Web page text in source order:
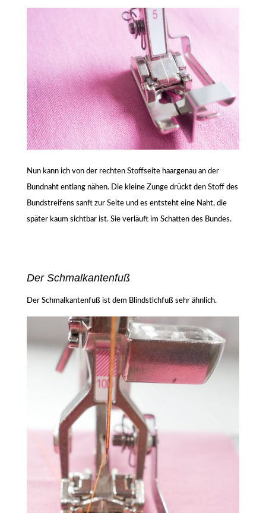
Nun kann ich von der rechten Stoffseite haargenau an der
Bundnaht entlang nähen. Die kleine Zunge drückt den Stoff des
Bundstreifens sanft zur Seite und es entsteht eine Naht, die
später kaum sichtbar ist. Sie verläuft im Schatten des Bundes.
Der Schmalkantenfuß
Der Schmalkantenfuß ist dem Blindstichfuß sehr ähnlich.